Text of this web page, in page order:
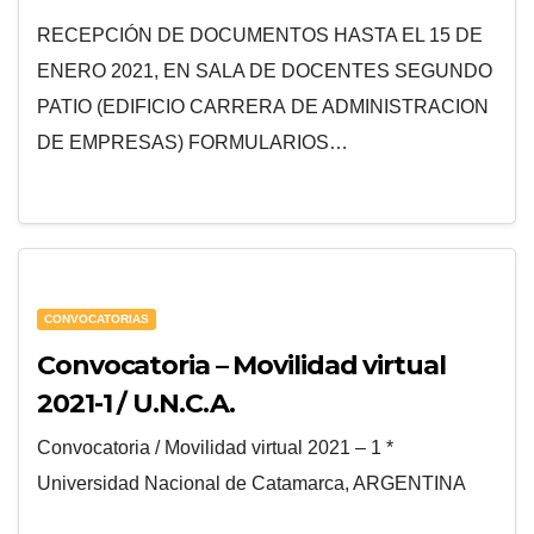
RECEPCIÓN DE DOCUMENTOS HASTA EL 15 DE
ENERO 2021, EN SALA DE DOCENTES SEGUNDO
PATIO (EDIFICIO CARRERA DE ADMINISTRACION
DE EMPRESAS) FORMULARIOS…
CONVOCATORIAS
Convocatoria – Movilidad virtual
2021-1 / U.N.C.A.
Convocatoria / Movilidad virtual 2021 – 1 *
Universidad Nacional de Catamarca, ARGENTINA